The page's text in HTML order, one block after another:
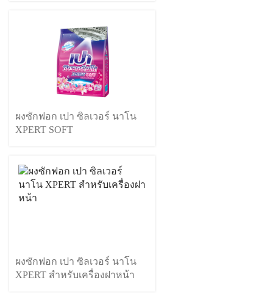
ผงซักฟอก เปา ซิลเวอร์ นาโน
XPERT SOFT
ผงซักฟอก เปา ซิลเวอร์ นาโน
XPERT สำหรับเครื่องฝาหน้า